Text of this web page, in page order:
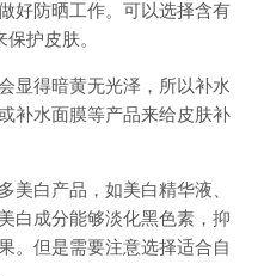
好防晒工作。可以选择含有
护皮肤。
显得暗黄无光泽，所以补水
补水面膜等产品来给皮肤补
美白产品，如美白精华液、
白成分能够淡化黑色素，抑
。但是需要注意选择适合自